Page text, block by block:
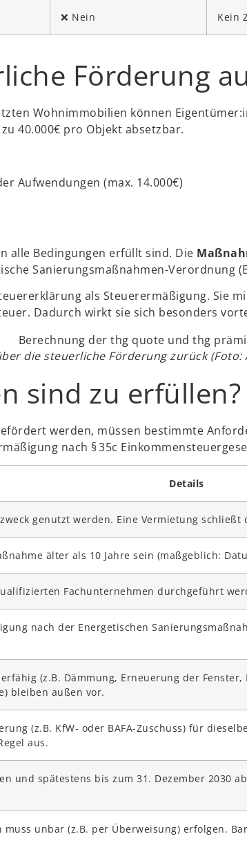
❌ Nein Kein
Förderung
Wohnimmobilien können
40.000€ pro Objekt absetzbar.
Aufwendungen (max. 14.000€)
alle Bedingungen erfüllt sind. Die
Sanierungsmaßnahmen-Verordnung
als Steuerermäßigung. Sie
Dadurch wirkt sie sich besonders
die steuerliche Förderung zurück
sind zu erfüllen?
werden, müssen bestimmte
nach § 35c
Details
genutzt werden. Eine Vermietung schließt
älter als 10 Jahre sein (maßgeblich:
Fachunternehmen durchgeführt
nach der Energetischen
(z.B. Dämmung, Erneuerung der
bleiben außen vor.
(z.B. KfW- oder BAFA-Zuschuss) für
aus.
und spätestens bis zum 31. Dezember 2030
unbar (z.B. per Überweisung) erfolgen.